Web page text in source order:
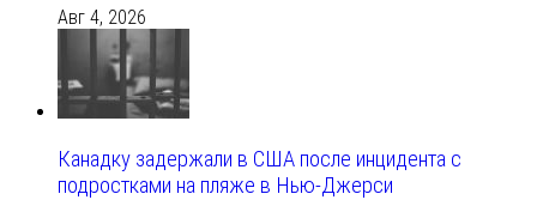
Авг 4, 2026
Канадку задержали в США после инцидента с
подростками на пляже в Нью-Джерси